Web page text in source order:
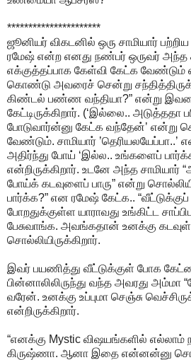
**********************
ஜூனியர் விகடனில் ஒரு சாமியார்
ரமேஷ் என்ற எனது நண்பர் ஒருவர் அந்த
எக்குத்தப்பாக கேள்வி கேட்க வேண்டும்
கொண்டு அவரைச் சென்று
கிண்டல் பண்ண வந்தியா?” என்று
கேட்டிருக்கிறார். (‘இல்லை.. அடுத்ததா
போடுவார்ன்னு கேட்க வந்தேன்’ என்று
வேண்டும். சாமியார் ’தெரியலயேப்பா..’
அதிர்ந்து போய் ‘இல்ல.. உங்களைப்
என்றிருக்கிறார். உடனே அந்த சாமியார்
போய்க் கடவுளைப் பாரு” என்று
பார்க்க?” என ரமேஷ் கேட்க..
போறதுக்குள்ள யாராவது உங்கிட்ட
பேசுவாங்க. அவங்கதான் உனக்கு
சொல்லியிருக்கிறார்.
இவர் பயணித்து வீட்டுக்குள் போக
பின்னாலிலிருந்து வந்த அவரது அம்மா
வரேன். உனக்கு உப்புமா செஞ்சு
என்றிருக்கிறார்.
“எனக்கு Mystic விஷயங்களில்
கிருஷ்ணா. ஆனா இதை என்னன்னு